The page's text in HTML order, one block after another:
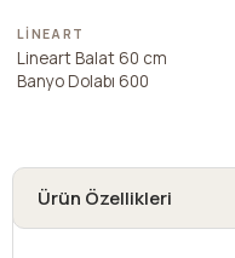
LINEART
Lineart Balat 60 cm
Banyo Dolabı 600
Ürün Özellikleri